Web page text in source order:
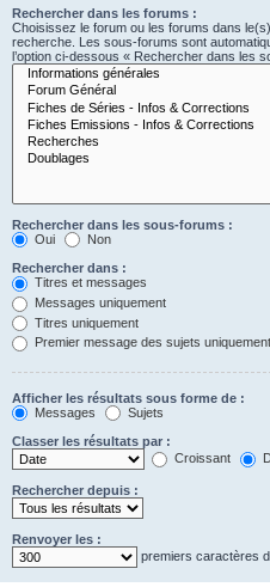
Rechercher dans les forums :
Choisissez le forum ou les forums dans
recherche. Les sous-forums sont
l’option ci-dessous « Rechercher dans les
Rechercher dans les sous-forums :
Oui
Non
Rechercher dans :
Titres et messages
Messages uniquement
Titres uniquement
Premier message des sujets uniquement
Afficher les résultats sous forme de :
Messages
Sujets
Classer les résultats par :
Croissant
Rechercher depuis :
Renvoyer les :
premiers caractères